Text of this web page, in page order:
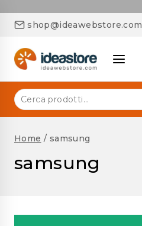
shop@ideawebstore.com
Home / samsung
samsung